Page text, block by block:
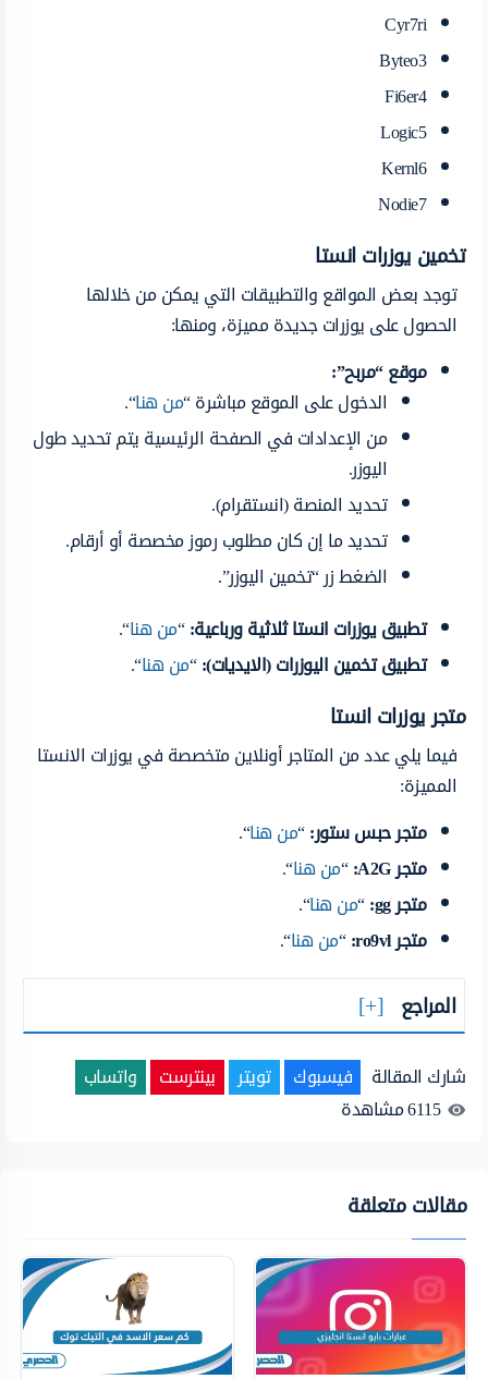
Cyr7ri
Byteo3
Fi6er4
Logic5
Kernl6
Nodie7
تخمين يوزرات انستا
توجد بعض المواقع والتطبيقات التي يمكن من خلالها
الحصول على يوزرات جديدة مميزة، ومنها:
موقع “مربح”:
الدخول على الموقع مباشرة “من هنا“.
من الإعدادات في الصفحة الرئيسية يتم تحديد طول
اليوزر.
تحديد المنصة (انستقرام).
تحديد ما إن كان مطلوب رموز مخصصة أو أرقام.
الضغط زر “تخمين اليوزر”.
تطبيق يوزرات انستا ثلاثية ورباعية:“من هنا“.
تطبيق تخمين اليوزرات (الايديات):“من هنا“.
متجر يوزرات انستا
فيما يلي عدد من المتاجر أونلاين متخصصة في يوزرات الانستا
المميزة:
متجر حبس ستور:“من هنا“.
متجرA2G
:
“من هنا“.
متجرgg
:
“من هنا“.
متجرro9vl
:
“من هنا“.
المراجع
شارك المقالة فيسبوك تويتر بينترست
واتساب
6115مشاهدة
مقالات متعلقة